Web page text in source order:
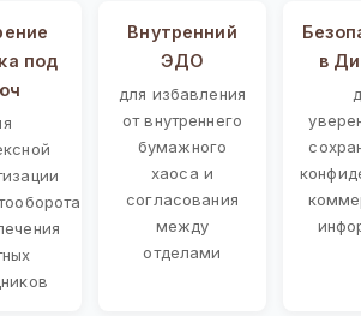
под
Внутренний
ЭДО
для избавления
от внутреннего
бумажного
хаоса и
согласования
между
отделами
в